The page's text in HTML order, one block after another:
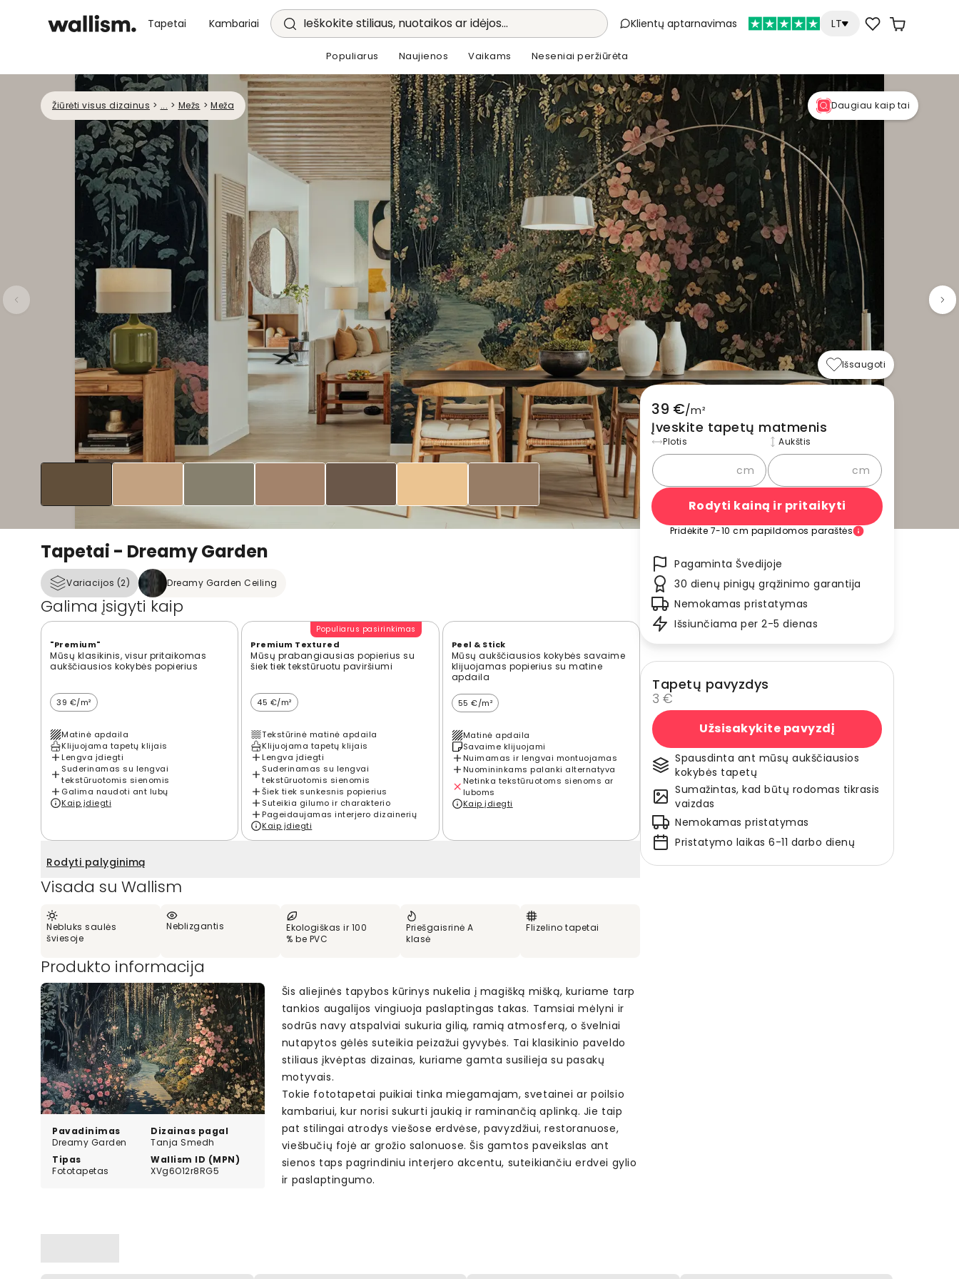
Tapetai Kambariai Ieškokite stiliaus, nuotaikos ar idėjos... Klientų aptarnavimas LT
Populiarus Naujienos Vaikams Neseniai peržiūrėta
Žiūrėti visus dizainus > ... > Mežs > Meža Daugiau kaip tai
Tapetai - Dreamy Garden
Variacijos (2) Dreamy Garden Ceiling
Galima įsigyti kaip
"Premium"
Mūsų klasikinis, visur pritaikomas
aukščiausios kokybės popierius
39 €/m²
Matinė apdaila
Klijuojama tapetų klijais
Lengva įdiegti
Suderinamas su lengvai
tekstūruotomis sienomis
Galima naudoti ant lubų
Kaip įdiegti
Populiarus pasirinkimas
Premium Textured
Mūsų prabangiausias popierius su
šiek tiek tekstūruotu paviršiumi
45 €/m²
Tekstūrinė matinė apdaila
Klijuojama tapetų klijais
Lengva įdiegti
Suderinamas su lengvai
tekstūruotomis sienomis
Šiek tiek sunkesnis popierius
Suteikia gilumo ir charakterio
Pageidaujamas interjero dizainerių
Kaip įdiegti
Peel & Stick
Mūsų aukščiausios kokybės savaime
klijuojamas popierius su matine
apdaila
55 €/m²
Matinė apdaila
Savaime klijuojami
Nuimamas ir lengvai montuojamas
Nuomininkams palanki alternatyva
Netinka tekstūruotoms sienoms ar
luboms
Kaip įdiegti
Rodyti palyginimą
Visada su Wallism
Nebluks saulės
šviesoje
Neblizgantis
Ekologiškas ir 100
% be PVC
Priešgaisrinė A
klasė
Flizelino tapetai
Produkto informacija
Pavadinimas
Dreamy Garden
Dizainas pagal
Tanja Smedh
Tipas
Fototapetas
Wallism ID (MPN)
XVg6O12r8RG5
Šis aliejinės tapybos kūrinys nukelia į magišką mišką, kuriame tarp
tankios augalijos vingiuoja paslaptingas takas. Tamsiai mėlyni ir
sodrūs navy atspalviai sukuria gilią, ramią atmosferą, o švelniai
nutapytos gėlės suteikia peizažui gyvybės. Tai klasikinio paveldo
stiliaus įkvėptas dizainas, kuriame gamta susilieja su pasakų
motyvais.
Tokie fototapetai puikiai tinka miegamajam, svetainei ar poilsio
kambariui, kur norisi sukurti jaukią ir raminančią aplinką. Jie taip
pat stilingai atrodys viešose erdvėse, pavyzdžiui, restoranuose,
viešbučių fojė ar grožio salonuose. Šis gamtos paveikslas ant
sienos taps pagrindiniu interjero akcentu, suteikiančiu erdvei gylio
ir paslaptingumo.
Išsaugoti
39 €/m²
Įveskite tapetų matmenis
Plotis
cm
Aukštis
cm
Rodyti kainą ir pritaikyti
Pridėkite 7-10 cm papildomos paraštės
Pagaminta Švedijoje
30 dienų pinigų grąžinimo garantija
Nemokamas pristatymas
Išsiunčiama per 2-5 dienas
Tapetų pavyzdys
3 €
Užsisakykite pavyzdį
Spausdinta ant mūsų aukščiausios
kokybės tapetų
Sumažintas, kad būtų rodomas tikrasis
vaizdas
Nemokamas pristatymas
Pristatymo laikas 6-11 darbo dienų